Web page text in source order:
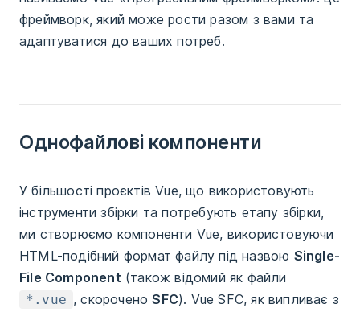
фреймворк, який може рости разом з вами та
адаптуватися до ваших потреб.
Однофайлові компоненти
У більшості проєктів Vue, що використовують
інструменти збірки та потребують етапу збірки,
ми створюємо компоненти Vue, використовуючи
HTML-подібний формат файлу під назвою Single-
File Component (також відомий як файли
*.vue , скороченоSFC). Vue SFC, як випливає з